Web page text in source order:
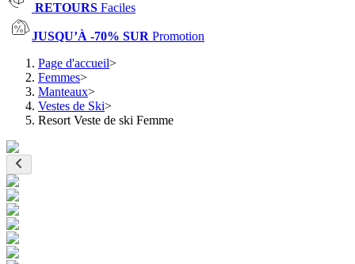
RETOURS Faciles
JUSQU’À -70% SUR Promotion
Page d'accueil>
Femmes>
Manteaux>
Vestes de Ski>
Resort Veste de ski Femme